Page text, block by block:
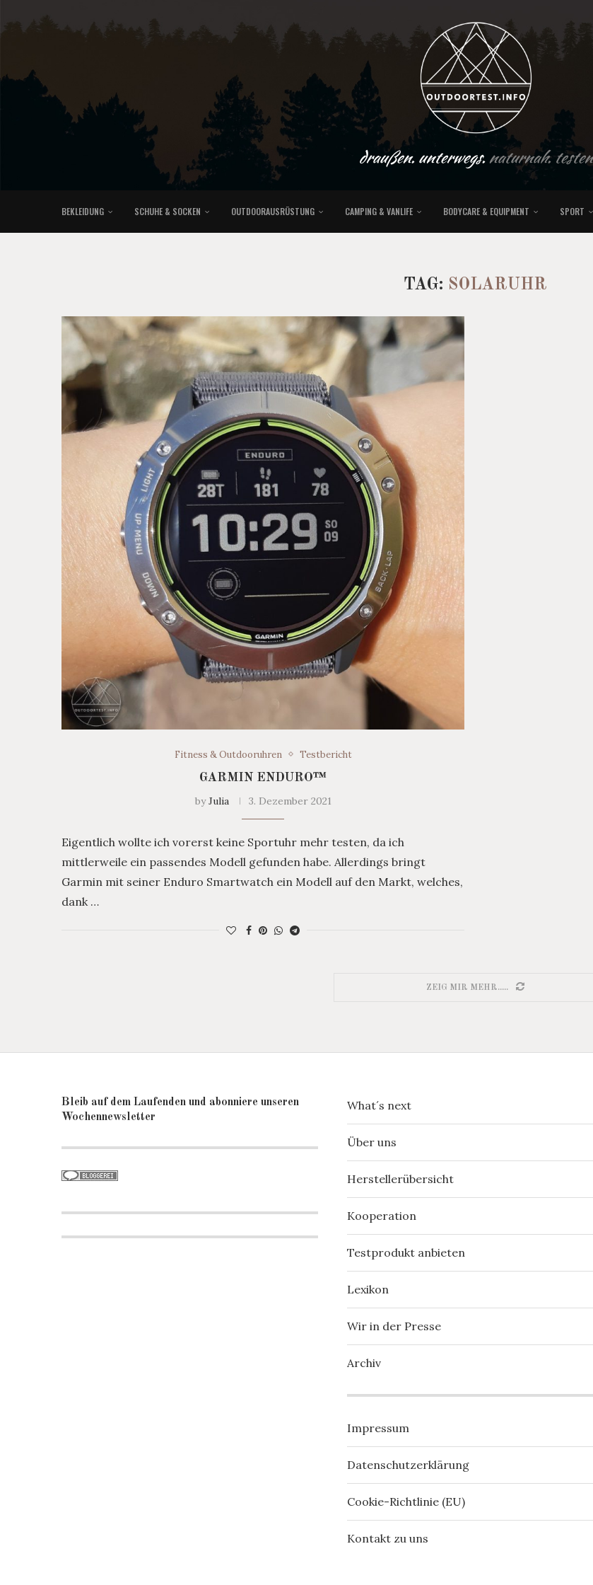
draußen. unterwegs.naturnah. testen
BEKLEIDUNG SCHUHE & SOCKEN OUTDOORAUSRÜSTUNG CAMPING & VANLIFE BODYCARE & EQUIPMENT SPORT
TAG: SOLARUHR
Fitness & Outdooruhren Testbericht
GARMIN ENDURO™
byJulia 3. Dezember 2021
Eigentlich wollte ich vorerst keine Sportuhr mehr testen, da ich
mittlerweile ein passendes Modell gefunden habe. Allerdings bringt
Garmin mit seiner Enduro Smartwatch ein Modell auf den Markt, welches,
dank …
ZEIG MIR MEHR.....
Bleib auf dem Laufenden und abonniere unseren
Wochennewsletter
What´s next
Über uns
Herstellerübersicht
Kooperation
Testprodukt anbieten
Lexikon
Wir in der Presse
Archiv
Impressum
Datenschutzerklärung
Cookie-Richtlinie (EU)
Kontakt zu uns